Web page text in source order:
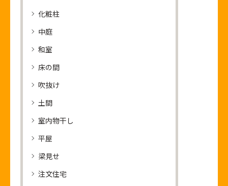
化粧柱
中庭
和室
床の間
吹抜け
土間
室内物干し
平屋
梁見せ
注文住宅